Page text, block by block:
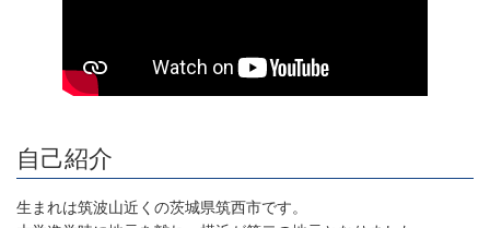
自己紹介
生まれは筑波山近くの茨城県筑西市です。